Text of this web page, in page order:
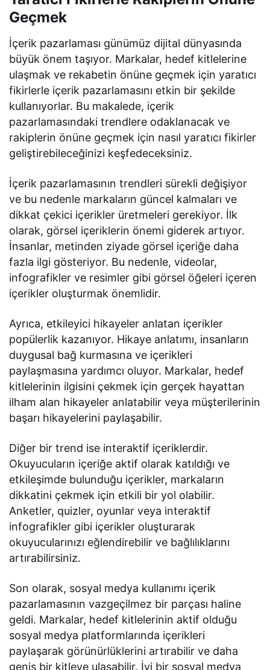
Geçmek
İçerik pazarlaması günümüz dijital dünyasında
büyük önem taşıyor. Markalar, hedef kitlelerine
ulaşmak ve rekabetin önüne geçmek için yaratıcı
fikirlerle içerik pazarlamasını etkin bir şekilde
kullanıyorlar. Bu makalede, içerik
pazarlamasındaki trendlere odaklanacak ve
rakiplerin önüne geçmek için nasıl yaratıcı fikirler
geliştirebileceğinizi keşfedeceksiniz.
İçerik pazarlamasının trendleri sürekli değişiyor
ve bu nedenle markaların güncel kalmaları ve
dikkat çekici içerikler üretmeleri gerekiyor. İlk
olarak, görsel içeriklerin önemi giderek artıyor.
İnsanlar, metinden ziyade görsel içeriğe daha
fazla ilgi gösteriyor. Bu nedenle, videolar,
infografikler ve resimler gibi görsel öğeleri içeren
içerikler oluşturmak önemlidir.
Ayrıca, etkileyici hikayeler anlatan içerikler
popülerlik kazanıyor. Hikaye anlatımı, insanların
duygusal bağ kurmasına ve içerikleri
paylaşmasına yardımcı oluyor. Markalar, hedef
kitlelerinin ilgisini çekmek için gerçek hayattan
ilham alan hikayeler anlatabilir veya müşterilerinin
başarı hikayelerini paylaşabilir.
Diğer bir trend ise interaktif içeriklerdir.
Okuyucuların içeriğe aktif olarak katıldığı ve
etkileşimde bulunduğu içerikler, markaların
dikkatini çekmek için etkili bir yol olabilir.
Anketler, quizler, oyunlar veya interaktif
infografikler gibi içerikler oluşturarak
okuyucularınızı eğlendirebilir ve bağlılıklarını
artırabilirsiniz.
Son olarak, sosyal medya kullanımı içerik
pazarlamasının vazgeçilmez bir parçası haline
geldi. Markalar, hedef kitlelerinin aktif olduğu
sosyal medya platformlarında içerikleri
paylaşarak görünürlüklerini artırabilir ve daha
geniş bir kitleye ulaşabilir. İyi bir sosyal medya